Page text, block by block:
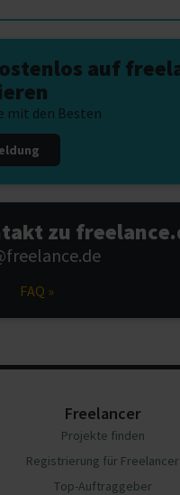
auf
mit den Besten
zu
FAQ »
Freelancer
Projekte finden
Registrierung für Freelancer
Top-Auftraggeber